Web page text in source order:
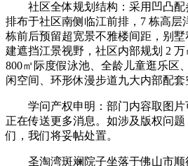
社区全体规划结构：采用凹凸配
排布于社区南侧临江前排，7 栋高层
栋前后预留超宽景不雅楼间距，别
建遮挡江景视野，社区内部规划 2 万
800㎡际度假泳池、全龄儿童逛乐区
闲空间、环形休漫步道九大内部配套
学问产权申明：部门内容取图片
正在传送更多消息。如涉及版权问
们，我们将妥帖处置。
圣淘湾斑斓院子坐落于佛山市顺